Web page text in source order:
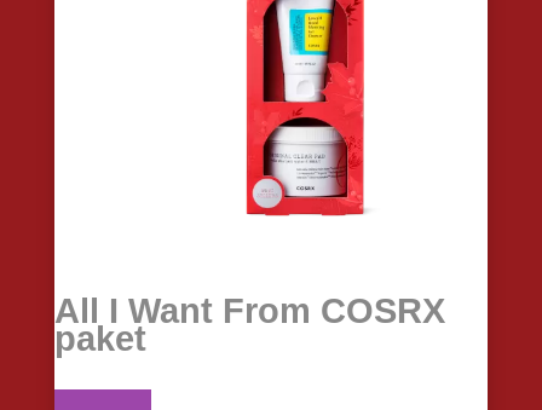
All I Want From COSRX
paket